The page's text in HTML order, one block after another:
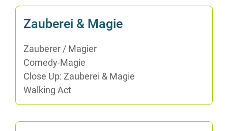
Zau­be­rei & Magie
Zau­be­rer /​ Ma­gi­er
Co­me­dy-Ma­gie
Clo­se Up: Zau­be­rei & Magie
Wal­king Act